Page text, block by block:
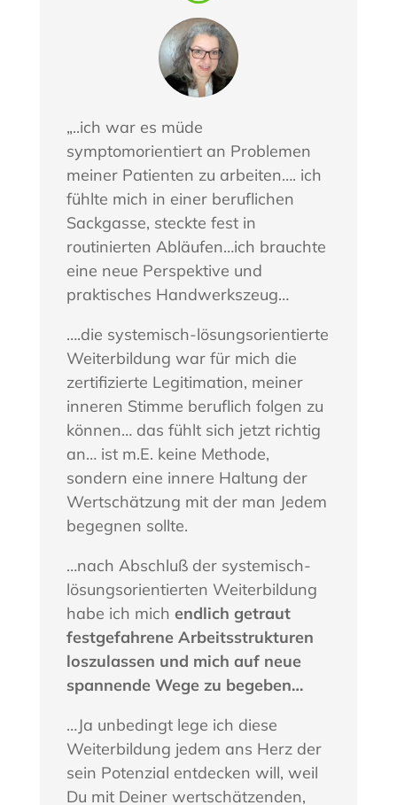
„..ich war es müde
symptomorientiert an Problemen
meiner Patienten zu arbeiten…. ich
fühlte mich in einer beruflichen
Sackgasse, steckte fest in
routinierten Abläufen…ich brauchte
eine neue Perspektive und
praktisches Handwerkszeug…
….die systemisch-lösungsorientierte
Weiterbildung war für mich die
zertifizierte Legitimation, meiner
inneren Stimme beruflich folgen zu
können… das fühlt sich jetzt richtig
an… ist m.E. keine Methode,
sondern eine innere Haltung der
Wertschätzung mit der man Jedem
begegnen sollte.
…nach Abschluß der systemisch-
lösungsorientierten Weiterbildung
habe ich mich endlich getraut
festgefahrene Arbeitsstrukturen
loszulassen und mich auf neue
spannende Wege zu begeben…
…Ja unbedingt lege ich diese
Weiterbildung jedem ans Herz der
sein Potenzial entdecken will, weil
Du mit Deiner wertschätzenden,